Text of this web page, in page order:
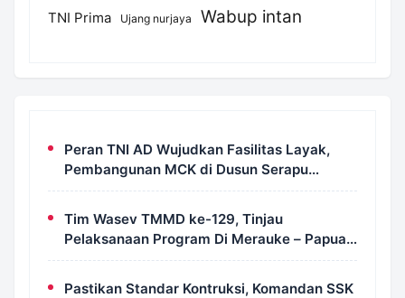
TNI Prima
Ujang nurjaya Wabup intan
Peran TNI AD Wujudkan Fasilitas Layak,
Pembangunan MCK di Dusun Serapu
Rampung Dikerjakan
Tim Wasev TMMD ke-129, Tinjau
Pelaksanaan Program Di Merauke – Papua
Selatan
Pastikan Standar Kontruksi, Komandan SSK